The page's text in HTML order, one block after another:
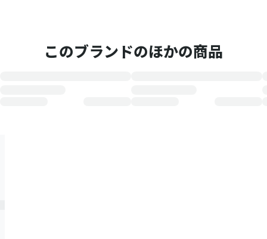
このブランドのほかの商品